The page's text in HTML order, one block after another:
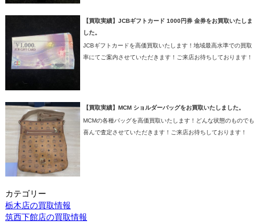
【買取実績】JCBギフトカード 1000円券 金券をお買取いたしま
した。
JCBギフトカードを高価買取いたします！地域最高水準での買取
率にてご案内させていただきます！ご来店お待ちしております！
【買取実績】MCM ショルダーバッグをお買取いたしました。
MCMの各種バッグを高価買取いたします！どんな状態のものでも
喜んで査定させていただきます！ご来店お待ちしております！
カテゴリー
栃木店の買取情報
筑西下館店の買取情報